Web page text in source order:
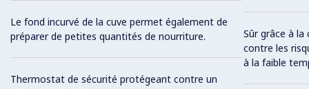
Le fond incurvé de la cuve permet également de
préparer de petites quantités de nourriture.
Thermostat de sécurité protégeant contre un
Sûr grâce à
contre les
à la faible